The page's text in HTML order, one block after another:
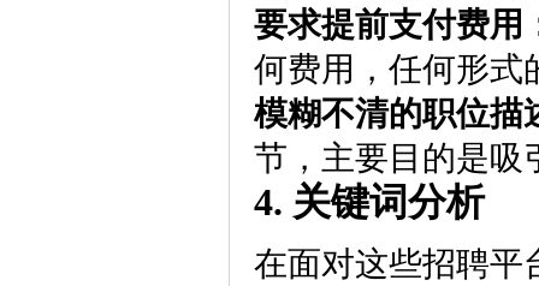
要求提前支付费用
何费用，任何形式
模糊不清的职位描
节，主要目的是吸
4. 关键词分析
在面对这些招聘平